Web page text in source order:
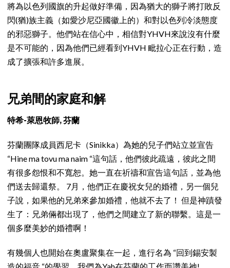
將為以色列國旗的升起做好準備，因為猶大的獅子將打敗反
閃(猶)族主義（如愛沙尼亞國徽上的）和對以色列冷淡態度
的邪惡獅子。他們站在信心中，相信對YHVH來說沒有什麼
是不可能的，因為他們已經看到YHVH 毗拉心正在行動，造
成了擴張和許多進展。
兄弟間的家庭和解
特希-萊恩牧師, 芬蘭
芬蘭團隊成員西尼卡（Sinikka）為她的兒子們站立並宣告
“Hine ma tovu ma naim “這句話，他們彼此疏遠，彼此之間
有很多怨恨和不寬恕。她一直在祈禱和宣告這句話，並為他
們送去歸還祭。 7月，他們正在慶祝女兒的婚禮，另一個兒
子說，如果他的兄弟來參加婚禮，他就不去了！ 但是神蹟發
生了：兄弟倆都出現了，他們之間建立了新的聯繫。這是一
個多麼美妙的婚禮啊！
有幾個人也開始在奧盧聚集在一起，進行名為 “回到錫安製